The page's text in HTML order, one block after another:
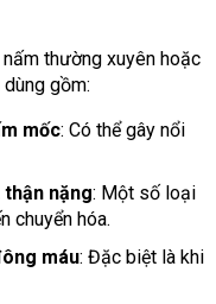
thường xuyên hoặc
gồm:
mốc: Có thể gây nổi
nặng: Một số loại
chuyển hóa.
máu: Đặc biệt là khi